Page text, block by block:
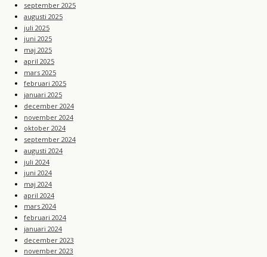
september 2025
augusti 2025
juli 2025
juni 2025
maj 2025
april 2025
mars 2025
februari 2025
januari 2025
december 2024
november 2024
oktober 2024
september 2024
augusti 2024
juli 2024
juni 2024
maj 2024
april 2024
mars 2024
februari 2024
januari 2024
december 2023
november 2023